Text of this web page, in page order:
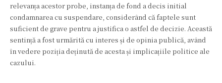
relevanța acestor probe, instanța de fond a decis initial
condamnarea cu suspendare, considerând că faptele sunt
suficient de grave pentru a justifica o astfel de decizie. Această
sentință a fost urmărită cu interes și de opinia publică, având
în vedere poziția deținută de acesta și implicațiile politice ale
cazului.